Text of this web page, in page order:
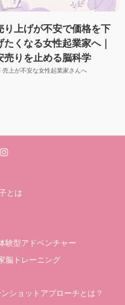
り上げが不安で価格を下
たくなる女性起業家へ｜
売りを止める脳科学
売上が不安な女性起業家さんへ
とは
験型アドベンチャー
脳トレーニング
ショットアプローチとは？